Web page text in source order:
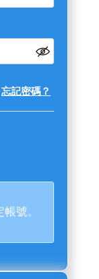
忘記密碼？
號。